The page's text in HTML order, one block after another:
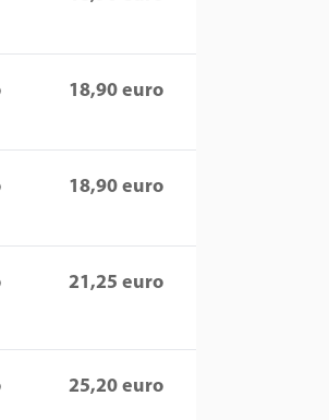
18,90 euro
18,90 euro
21,25 euro
25,20 euro